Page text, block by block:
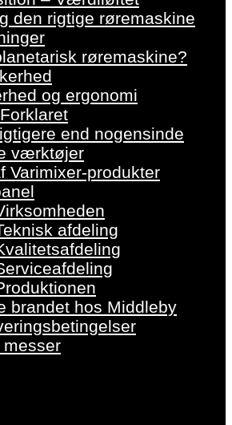
den rigtige røremaskine
røremaskine?
og ergonomi
end nogensinde
værktøjer
Varimixer-produkter
afdeling
brandet hos Middleby
messer